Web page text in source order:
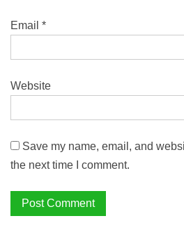
Email *
Website
Save my name, email, and
the next time I comment.